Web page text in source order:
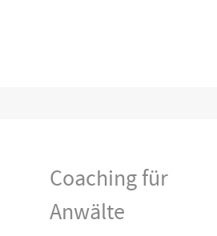
Coaching für
Anwälte